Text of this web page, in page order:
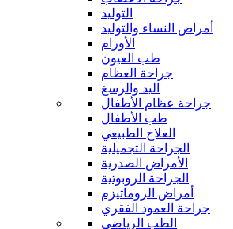
التوليد
أمراض النساء والتوليد
الأورام
طب العيون
جراحة العظام
اليد والرسغ
جراحة عظام الأطفال
طب الأطفال
العلاج الطبيعي
الجراحة التجميلية
الأمراض الصدرية
الجراحة الروبوتية
أمراض الروماتيزم
جراحة العمود الفقري
الطب الرياضي